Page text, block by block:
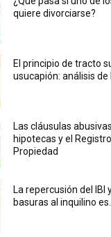
quiere divorciarse?
El principio de tracto
usucapión: análisis de
Las cláusulas
hipotecas y el
Propiedad
La repercusión del IBI
basuras al inquilino es...